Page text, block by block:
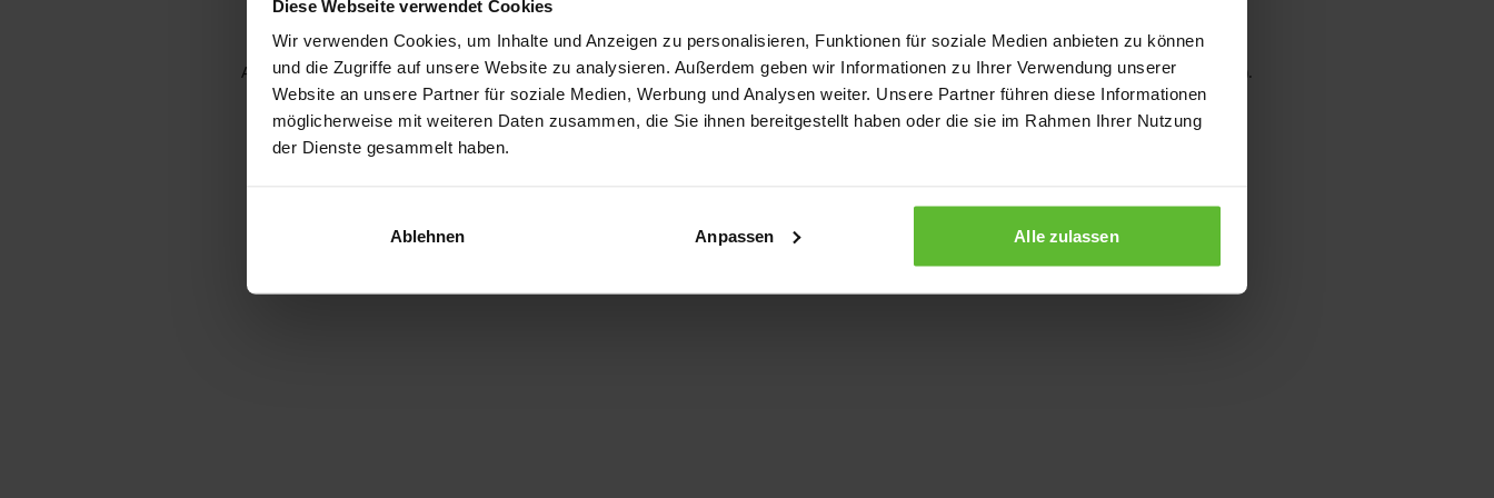
Diese Webseite verwendet Cookies
Wir verwenden Cookies, um Inhalte und Anzeigen zu personalisieren, Funktionen für soziale Medien anbieten zu können
und die Zugriffe auf unsere Website zu analysieren. Außerdem geben wir Informationen zu Ihrer Verwendung unserer
Website an unsere Partner für soziale Medien, Werbung und Analysen weiter. Unsere Partner führen diese Informationen
möglicherweise mit weiteren Daten zusammen, die Sie ihnen bereitgestellt haben oder die sie im Rahmen Ihrer Nutzung
der Dienste gesammelt haben.
Ablehnen Anpassen Alle zulassen
Application error: a client-side exception has occurred while loading www.kurzwego.de (see the browser console for more information).